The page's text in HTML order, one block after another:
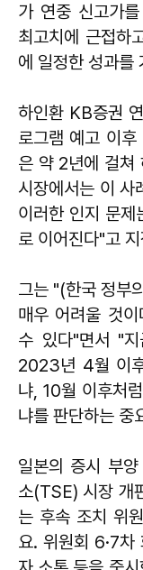
가 연중 신고가
최고치에 근접하
에 일정한 성과를
하인환 KB증권
로그램 예고 이
은 약 2년에 걸쳐
시장에서는 이 사
이러한 인지 문
로 이어진다"고
그는 "(한국 정부
매우 어려울 것
수 있다"면서 "
2023년 4월 이
냐, 10월 이후처
냐를 판단하는 중
일본의 증시 부
소(TSE) 시장 개
는 후속 조치 위
요. 위원회 6·7차